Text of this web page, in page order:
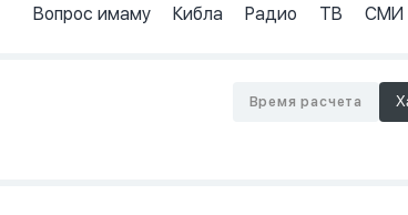
Вопрос имаму Кибла Радио ТВ СМИ
Время расчета